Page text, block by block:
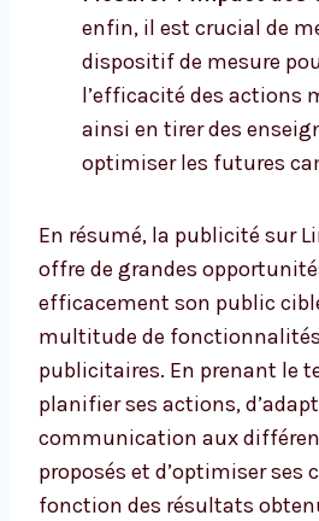
enfin, il est crucial de
dispositif de mesure
l’efficacité des actions
ainsi en tirer des
optimiser les futures
En résumé, la publicité sur
offre de grandes
efficacement son public
multitude de
publicitaires. En prenant le
planifier ses actions,
communication aux
proposés et d’optimiser ses
fonction des résultats